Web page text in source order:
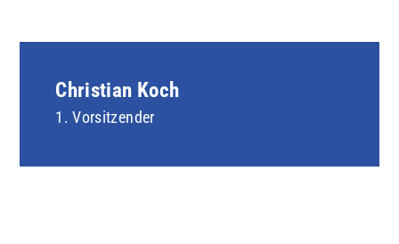
Christian Koch
1. Vorsitzender